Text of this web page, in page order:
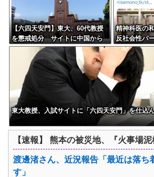
【六四天安門】東大、60代教授
を懲戒処分 サイトに中国から
閲覧しにくい細工
精神科医の
反社会性パ
ある」
東大教授、入試サイトに「六四天安門」を仕込
【速報】 熊本の被災地、『火事場
渡邊渚さん、近況報告「最近は落ち
す」